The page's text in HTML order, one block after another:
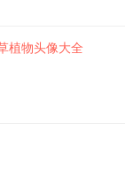
植物头像大全